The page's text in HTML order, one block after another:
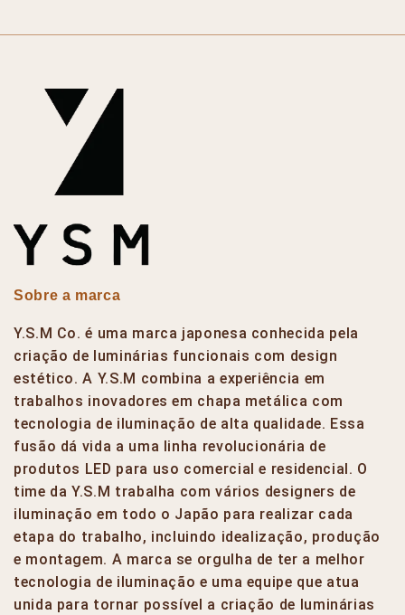
Sobre a marca
Y.S.M Co. é uma marca japonesa conhecida pela
criação de luminárias funcionais com design
estético. A Y.S.M combina a experiência em
trabalhos inovadores em chapa metálica com
tecnologia de iluminação de alta qualidade. Essa
fusão dá vida a uma linha revolucionária de
produtos LED para uso comercial e residencial. O
time da Y.S.M trabalha com vários designers de
iluminação em todo o Japão para realizar cada
etapa do trabalho, incluindo idealização, produção
e montagem. A marca se orgulha de ter a melhor
tecnologia de iluminação e uma equipe que atua
unida para tornar possível a criação de luminárias